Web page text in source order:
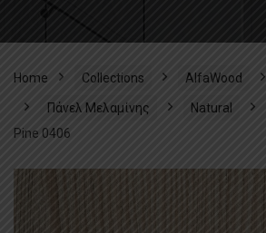
Home Collections AlfaWood
Πάνελ Μελαμίνης Natural
Pine 0406